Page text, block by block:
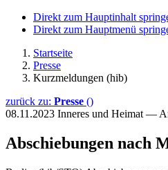
Direkt zum Hauptinhalt
Direkt zum Hauptmenü
Startseite
Presse
Kurzmeldungen (hib)
zurück zu: Presse ()
08.11.2023 Inneres und Heimat —
Abschiebungen nach